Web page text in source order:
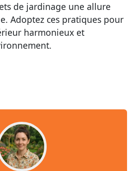
de jardinage une allure
Adoptez ces pratiques pour
harmonieux et